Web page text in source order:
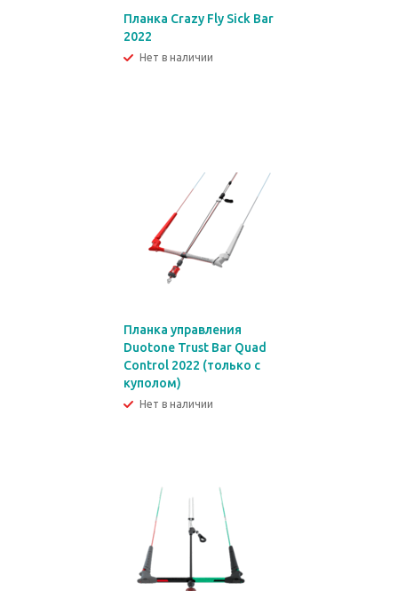
Планка Crazy Fly Sick Bar
2022
Нет в наличии
Планка управления
Duotone Trust Bar Quad
Control 2022 (только с
куполом)
Нет в наличии